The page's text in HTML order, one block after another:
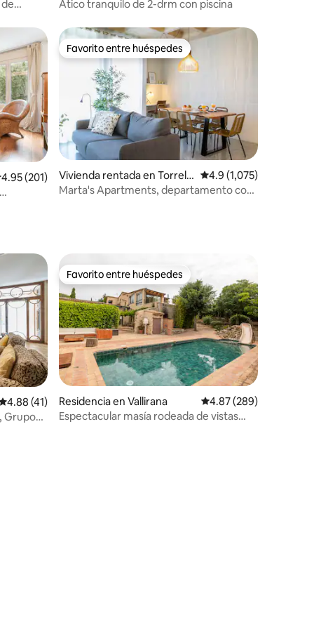
toda la
Atico tranquilo de 2-drm con piscina
promedio: 4.95 de 5; 201 evaluaciones
4.95 (201)
Favorito entre huéspedes
Favorito entre huéspedes
Vivienda rentada en Torrella
s de Llobregat
Calificación promedio:
4.9 (1,075)
Marta's Apartments, departamento con
promedio: 4.88 de 5; 41 evaluaciones
4.88 (41)
Grupos
Favorito entre huéspedes
Favorito entre huéspedes
Residencia en Vallirana Calificación promedio:
4.87 (289)
Espectacular masía rodeada de vistas